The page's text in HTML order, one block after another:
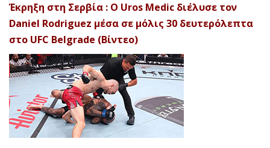
Έκρηξη στη Σερβία : Ο Uros Medic διέλυσε τον
Daniel Rodriguez μέσα σε μόλις 30 δευτερόλεπτα
στο UFC Belgrade (Βίντεο)